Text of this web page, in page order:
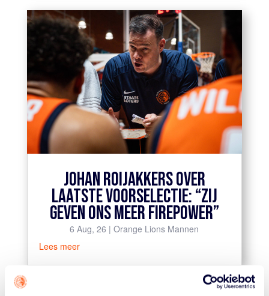
JOHAN ROIJAKKERS OVER
LAATSTE VOORSELECTIE: “ZIJ
GEVEN ONS MEER FIREPOWER”
6 Aug, 26 |Orange Lions Mannen
Lees meer